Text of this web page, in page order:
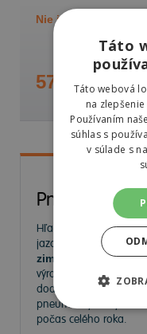
Nie je skladom
576,44 €
Pneumatiky
Hľadáte kvalitné
jazdu? Na
zimných a
výrobcov. Ponúkame
dodávky aj úžitkové
pneumatiky za
počas celého roka.
Táto
Táto webová
na
Používaním
súhlas s
v súlade s